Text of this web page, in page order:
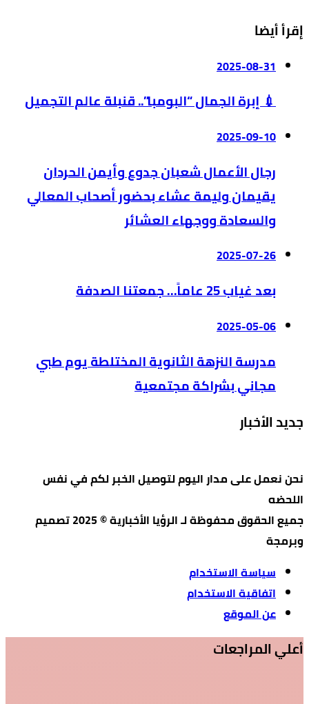
إقرأ أيضا
2025-08-31
💉 إبرة الجمال “البومبا”.. قنبلة عالم التجميل
2025-09-10
رجال الأعمال شعبان جدوع وأيمن الحردان
يقيمان وليمة عشاء بحضور أصحاب المعالي
والسعادة ووجهاء العشائر
2025-07-26
بعد غياب 25 عاماً… جمعتنا الصدفة
2025-05-06
مدرسة النزهة الثانوية المختلطة يوم طبي
مجاني بشراكة مجتمعية
جديد الأخبار
نحن نعمل على مدار اليوم لتوصيل الخبر لكم في نفس
اللحضه
جميع الحقوق محفوظة لـ الرؤيا الأخبارية © 2025 تصميم
وبرمجة
سياسة الاستخدام
اتفاقية الاستخدام
عن الموقع
أعلي المراجعات